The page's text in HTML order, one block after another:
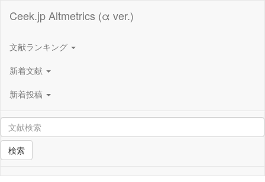
Ceek.jp Altmetrics (α ver.)
文献ランキング
新着文献
新着投稿
検索